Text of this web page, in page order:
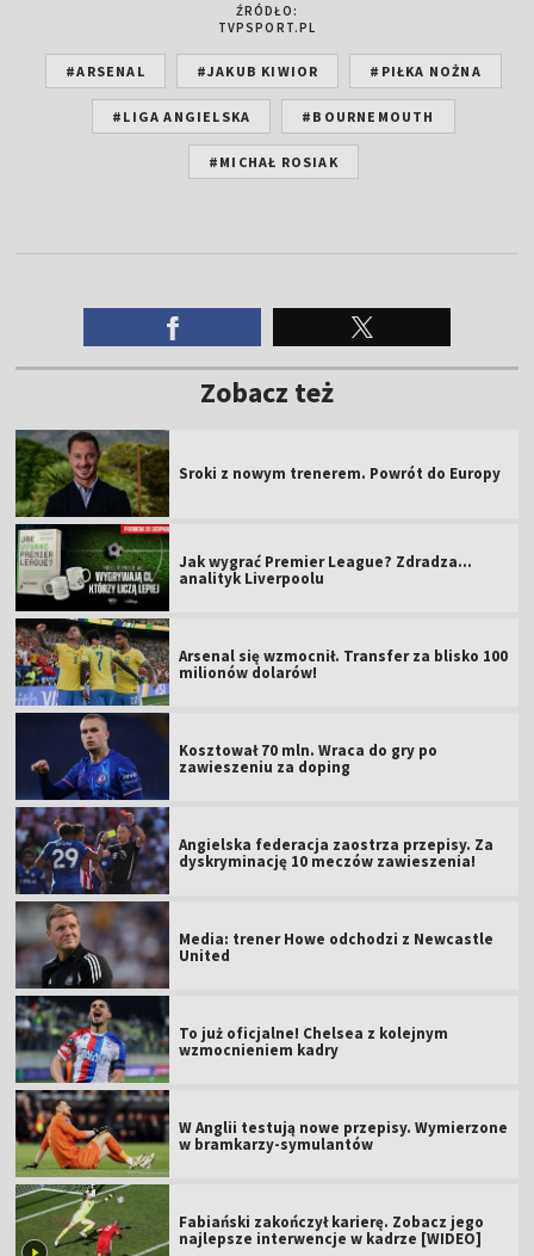
ŹRÓDŁO:
TVPSPORT.PL
#ARSENAL #JAKUB KIWIOR #PIŁKA NOŻNA
#LIGA ANGIELSKA #BOURNEMOUTH
#MICHAŁ ROSIAK
Zobacz też
Sroki z nowym trenerem. Powrót do Europy
Jak wygrać Premier League? Zdradza...
analityk Liverpoolu
Arsenal się wzmocnił. Transfer za blisko 100
milionów dolarów!
Kosztował 70 mln. Wraca do gry po
zawieszeniu za doping
Angielska federacja zaostrza przepisy. Za
dyskryminację 10 meczów zawieszenia!
Media: trener Howe odchodzi z Newcastle
United
To już oficjalne! Chelsea z kolejnym
wzmocnieniem kadry
W Anglii testują nowe przepisy. Wymierzone
w bramkarzy-symulantów
Fabiański zakończył karierę. Zobacz jego
najlepsze interwencje w kadrze [WIDEO]